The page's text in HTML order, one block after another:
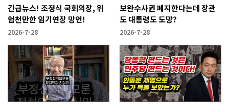
긴급뉴스! 조정식 국회의장, 위
험천만한 임기연장 망언!
2026-7-28
보완수사권 폐지한다는데 장관
도 대통령도 도망?
2026-7-28